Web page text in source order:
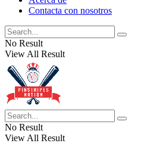
Contacta con nosotros
No Result
View All Result
No Result
View All Result